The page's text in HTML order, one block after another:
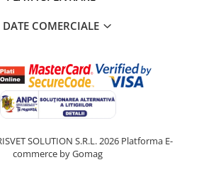
DATE COMERCIALE
SOLUTION S.R.L. 2026 Platforma E-
commerce by Gomag